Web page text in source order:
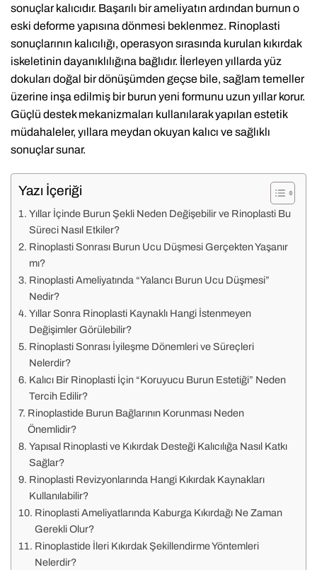
sonuçlar kalıcıdır. Başarılı bir ameliyatın ardından burnun o
eski deforme yapısına dönmesi beklenmez. Rinoplasti
sonuçlarının kalıcılığı, operasyon sırasında kurulan kıkırdak
iskeletinin dayanıklılığına bağlıdır. İlerleyen yıllarda yüz
dokuları doğal bir dönüşümden geçse bile, sağlam temeller
üzerine inşa edilmiş bir burun yeni formunu uzun yıllar korur.
Güçlü destek mekanizmaları kullanılarak yapılan estetik
müdahaleler, yıllara meydan okuyan kalıcı ve sağlıklı
sonuçlar sunar.
Yazı İçeriği
Yıllar İçinde Burun Şekli Neden Değişebilir ve Rinoplasti Bu
Süreci Nasıl Etkiler?
Rinoplasti Sonrası Burun Ucu Düşmesi Gerçekten Yaşanır
mı?
Rinoplasti Ameliyatında “Yalancı Burun Ucu Düşmesi”
Nedir?
Yıllar Sonra Rinoplasti Kaynaklı Hangi İstenmeyen
Değişimler Görülebilir?
Rinoplasti Sonrası İyileşme Dönemleri ve Süreçleri
Nelerdir?
Kalıcı Bir Rinoplasti İçin “Koruyucu Burun Estetiği” Neden
Tercih Edilir?
Rinoplastide Burun Bağlarının Korunması Neden
Önemlidir?
Yapısal Rinoplasti ve Kıkırdak Desteği Kalıcılığa Nasıl Katkı
Sağlar?
Rinoplasti Revizyonlarında Hangi Kıkırdak Kaynakları
Kullanılabilir?
Rinoplasti Ameliyatlarında Kaburga Kıkırdağı Ne Zaman
Gerekli Olur?
Rinoplastide İleri Kıkırdak Şekillendirme Yöntemleri
Nelerdir?